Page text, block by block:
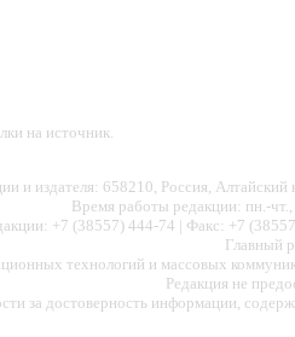
на источник.
и издателя: 658210, Россия, Алтайский
Время работы редакции: пн.-
+7 (38557) 444-74 | Факс: +7
Главный
технологий и массовых
Редакция не
за достоверность информации,